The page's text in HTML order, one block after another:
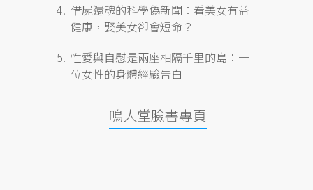
借屍還魂的科學偽新聞：看美女有益
健康，娶美女卻會短命？
性愛與自慰是兩座相隔千里的島：一
位女性的身體經驗告白
鳴人堂臉書專頁